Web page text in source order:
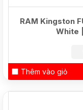
RAM Kingston
White
Thêm vào giỏ